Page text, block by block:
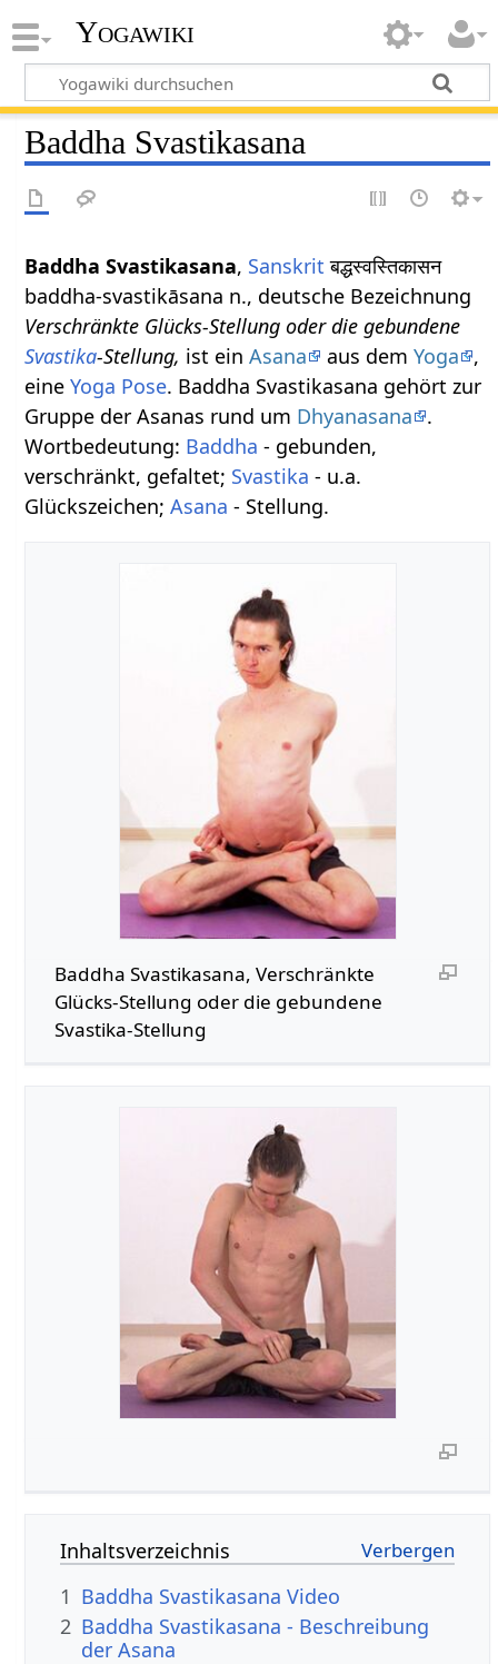
Yogawiki
Baddha Svastikasana
Baddha Svastikasana, Sanskrit बद्धस्वस्तिकासन
baddha-svastikāsana n., deutsche Bezeichnung
Verschränkte Glücks-Stellung oder die gebundene
Svastika-Stellung, ist einAsana aus demYoga
,
eineYoga Pose. Baddha Svastikasana gehört zur
Gruppe der Asanas rund um Dhyanasana
.
Wortbedeutung: Baddha - gebunden,
verschränkt, gefaltet; Svastika - u.a.
Glückszeichen;Asana - Stellung.
Baddha Svastikasana, Verschränkte
Glücks-Stellung oder die gebundene
Svastika-Stellung
Inhaltsverzeichnis
1 Baddha Svastikasana Video
2 Baddha Svastikasana - Beschreibung
der Asana